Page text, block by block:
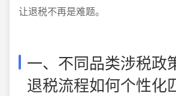
让退税不再是难题。
一、不同品类涉税政
退税流程如何个性化